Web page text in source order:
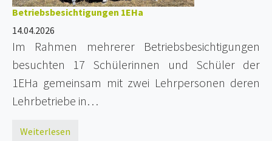
Betriebsbesichtigungen 1EHa
14.04.2026
Im Rahmen mehrerer Betriebsbesichtigungen
besuchten 17 Schülerinnen und Schüler der
1EHa gemeinsam mit zwei Lehrpersonen deren
Lehrbetriebe in…
Weiterlesen